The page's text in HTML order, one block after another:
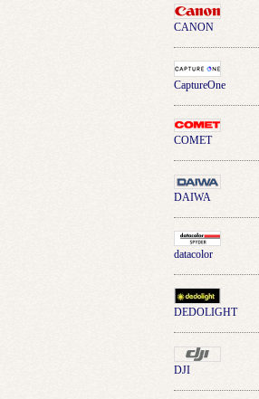
CANON
CaptureOne
COMET
DAIWA
datacolor
DEDOLIGHT
DJI